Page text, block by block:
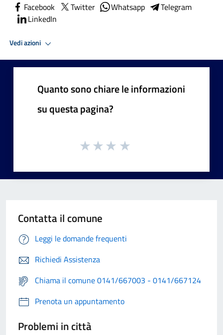
Facebook Twitter Whatsapp
Telegram
LinkedIn
Vedi azioni
Quanto sono chiare le informazioni
su questa pagina?
Contatta il comune
Leggi le domande frequenti
Richiedi Assistenza
Chiama il comune 0141/667003 - 0141/667124
Prenota un appuntamento
Problemi in città